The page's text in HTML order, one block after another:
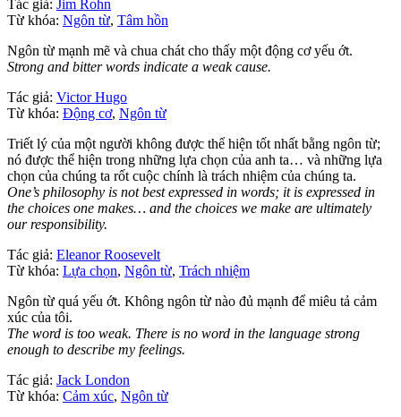
Tác giả: Jim Rohn
Từ khóa: Ngôn từ, Tâm hồn
Ngôn từ mạnh mẽ và chua chát cho thấy một động cơ yếu ớt.
Strong and bitter words indicate a weak cause.
Tác giả: Victor Hugo
Từ khóa: Động cơ, Ngôn từ
Triết lý của một người không được thể hiện tốt nhất bằng ngôn từ;
nó được thể hiện trong những lựa chọn của anh ta… và những lựa
chọn của chúng ta rốt cuộc chính là trách nhiệm của chúng ta.
One’s philosophy is not best expressed in words; it is expressed in
the choices one makes… and the choices we make are ultimately
our responsibility.
Tác giả: Eleanor Roosevelt
Từ khóa: Lựa chọn, Ngôn từ, Trách nhiệm
Ngôn từ quá yếu ớt. Không ngôn từ nào đủ mạnh để miêu tả cảm
xúc của tôi.
The word is too weak. There is no word in the language strong
enough to describe my feelings.
Tác giả: Jack London
Từ khóa: Cảm xúc, Ngôn từ